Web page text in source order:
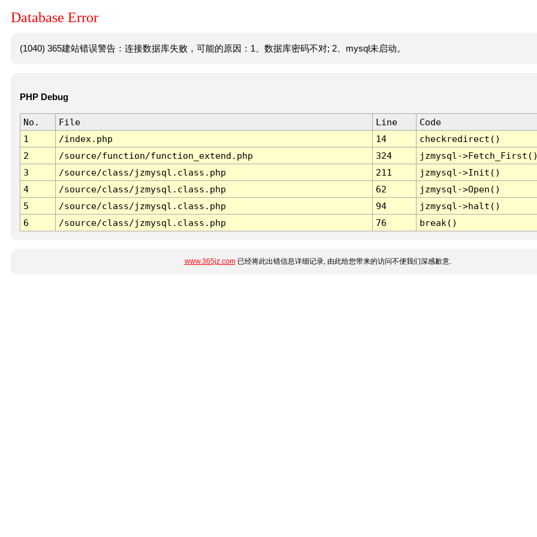
Database Error
(1040) 365建站错误警告：连接数据库失败，可能的原因：1、数据库密码不对; 2、mysql未启动。
PHP Debug
No. File Line
Code
1
/index.php 14
checkredirect()
2
/source/function/function_extend.php 324
jzmysql-
3
/source/class/jzmysql.class.php 211
jzmysql->Init()
4
/source/class/jzmysql.class.php 62
jzmysql->Open()
5
/source/class/jzmysql.class.php 94
jzmysql->halt()
6
/source/class/jzmysql.class.php 76 break()
www.365jz.com已经将此出错信息详细记录, 由此给您带来的访问不便我们深感歉意.